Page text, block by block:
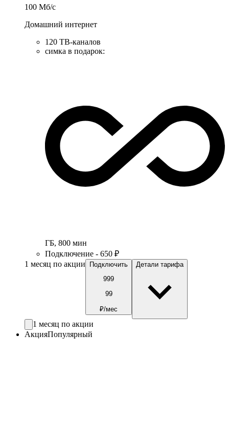
100 Мб/c
Домашний интернет
120 ТВ-каналов
симка в подарок:
ГБ, 800 мин
Подключение - 650 ₽
1 месяц по акции
Подключить
999
99
₽/мес
Детали тарифа
1 месяц по акции
АкцияПопулярный